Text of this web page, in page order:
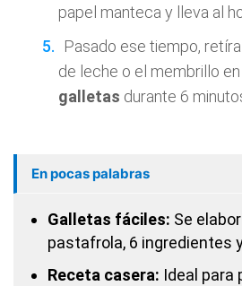
papel manteca y lleva al
Pasado ese tiempo,
de leche o el membrillo
galletas durante 6
En pocas palabras
Galletas fáciles: Se
pastafrola, 6 ingredientes
Receta casera: Ideal para